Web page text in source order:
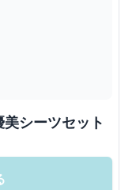
シーツセット